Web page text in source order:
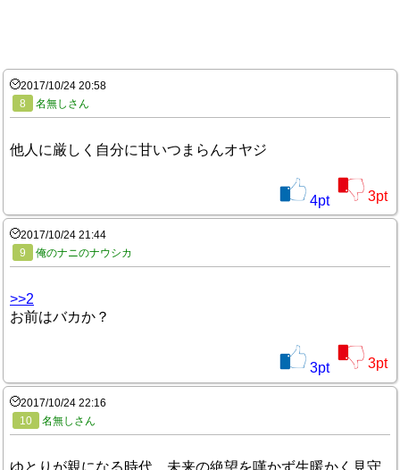
2017/10/24 20:58
8
名無しさん
他人に厳しく自分に甘いつまらんオヤジ
4pt 3pt
2017/10/24 21:44
9
俺のナニのナウシカ
>>2
お前はバカか？
3pt 3pt
2017/10/24 22:16
10
名無しさん
ゆとりが親になる時代、未来の絶望を嘆かず生暖かく見守